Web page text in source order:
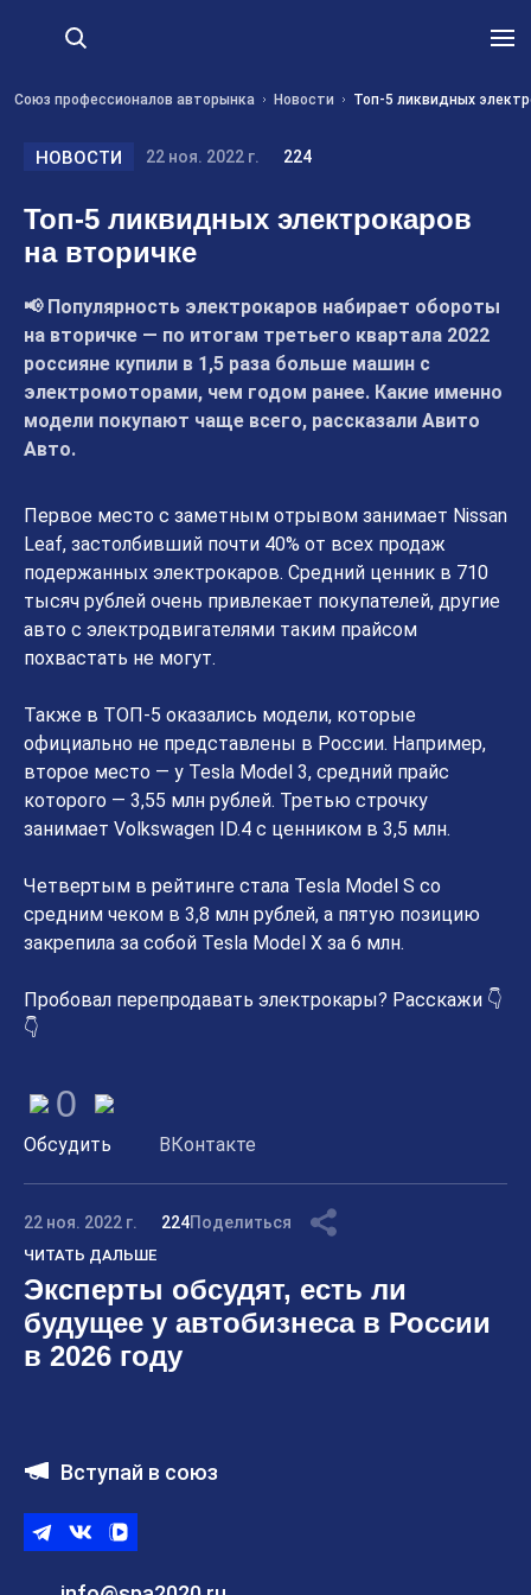
Союз профессионалов авторынка Новости Топ-5 ликвидных
НОВОСТИ 22 ноя. 2022 г. 224
Топ-5 ликвидных электрокаров
на вторичке
📢 Популярность электрокаров набирает обороты
на вторичке — по итогам третьего квартала 2022
россияне купили в 1,5 раза больше машин с
электромоторами, чем годом ранее. Какие именно
модели покупают чаще всего, рассказали Авито
Авто.
Первое место с заметным отрывом занимает Nissan
Leaf, застолбивший почти 40% от всех продаж
подержанных электрокаров. Средний ценник в 710
тысяч рублей очень привлекает покупателей, другие
авто с электродвигателями таким прайсом
похвастать не могут.
Также в ТОП-5 оказались модели, которые
официально не представлены в России. Например,
второе место — у Tesla Model 3, средний прайс
которого — 3,55 млн рублей. Третью строчку
занимает Volkswagen ID.4 с ценником в 3,5 млн.
Четвертым в рейтинге стала Tesla Model S со
средним чеком в 3,8 млн рублей, а пятую позицию
закрепила за собой Tesla Model X за 6 млн.
Пробовал перепродавать электрокары? Расскажи 👇
👇
0
Обсудить ВКонтакте
22 ноя. 2022 г. 224Поделиться
ЧИТАТЬ ДАЛЬШЕ
Эксперты обсудят, есть ли
будущее у автобизнеса в России
в 2026 году
Вступай в союз
TelegramВКонтакте
ВК